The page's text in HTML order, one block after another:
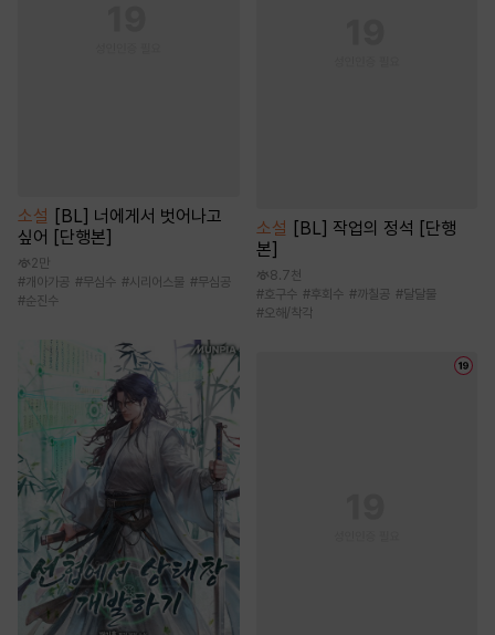
소설 [BL] 너에게서 벗어나고
싶어 [단행본]
2만
# 개아가공 #무심수 #시리어스물 #무심공
#순진수
소설 [BL] 작업의 정석 [단행
본]
8.7천
#호구수 #후회수 #까칠공 #달달물
#오해/착각